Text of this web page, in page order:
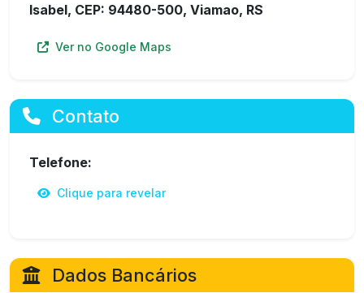
Isabel, CEP: 94480-500, Viamao, RS
Ver no Google Maps
Contato
Telefone:
Clique para revelar
Dados Bancários